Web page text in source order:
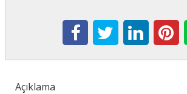
Açıklama